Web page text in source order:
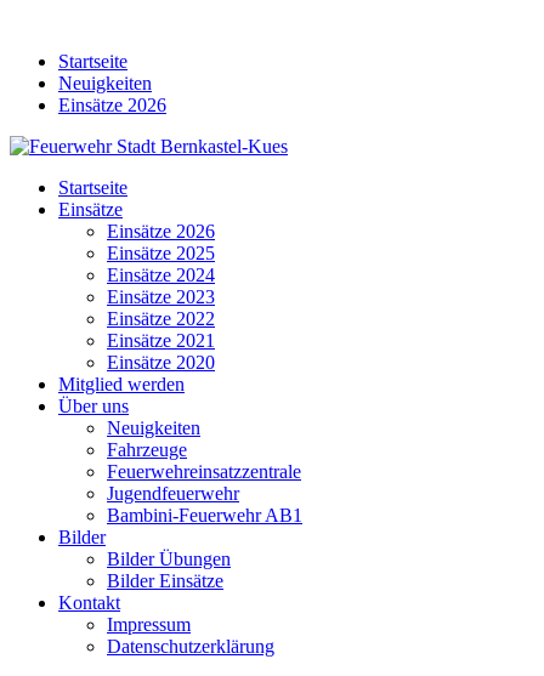
contentStartseite
Neuigkeiten
Einsätze 2026
Startseite
Einsätze
Einsätze 2026
Einsätze 2025
Einsätze 2024
Einsätze 2023
Einsätze 2022
Einsätze 2021
Einsätze 2020
Mitglied werden
Über uns
Neuigkeiten
Fahrzeuge
Feuerwehreinsatzzentrale
Jugendfeuerwehr
Bambini-Feuerwehr AB1
Bilder
Bilder Übungen
Bilder Einsätze
Kontakt
Impressum
Datenschutzerklärung